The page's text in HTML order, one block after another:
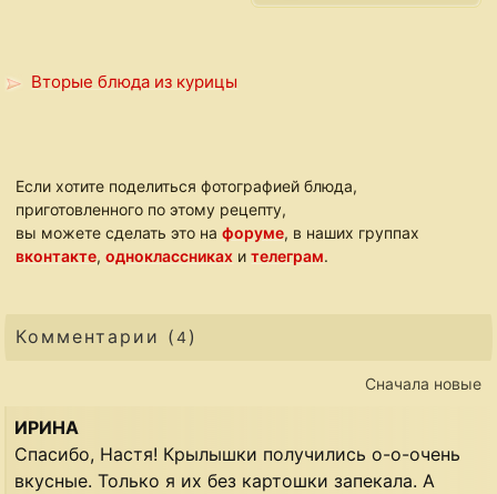
Вторые блюда из курицы
Если хотите поделиться фотографией блюда,
приготовленного по этому рецепту,
вы можете сделать это нафоруме, в наших группах
вконтакте,одноклассниках ителеграм.
Комментарии (4)
Сначала новые
ИРИНА
Спасибо, Настя! Крылышки получились о-о-очень
вкусные. Только я их без картошки запекала. А